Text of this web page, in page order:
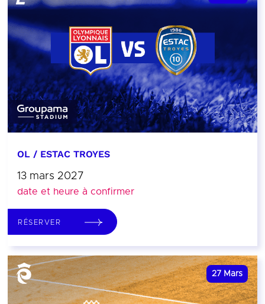
OL / ESTAC TROYES
13 mars 2027
date et heure à confirmer
RÉSERVER
27 Mars